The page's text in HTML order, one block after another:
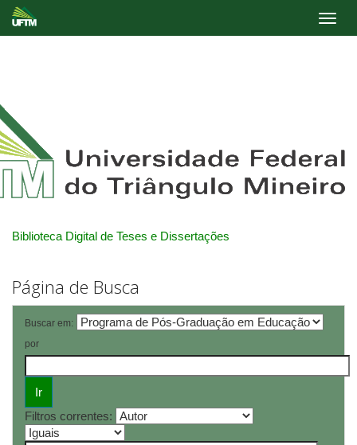
Biblioteca Digital de Teses e Dissertações
Página de Busca
Buscar em:
por
Filtros correntes: